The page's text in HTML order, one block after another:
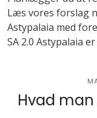
Læs vores forslag
Astypalaia med
SA 2.0 Astypalaia
Hvad man